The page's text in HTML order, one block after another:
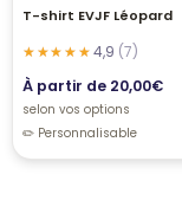
T-shirt EVJF Léopard
4,9 (7)
À partir de 20,00€
selon vos options